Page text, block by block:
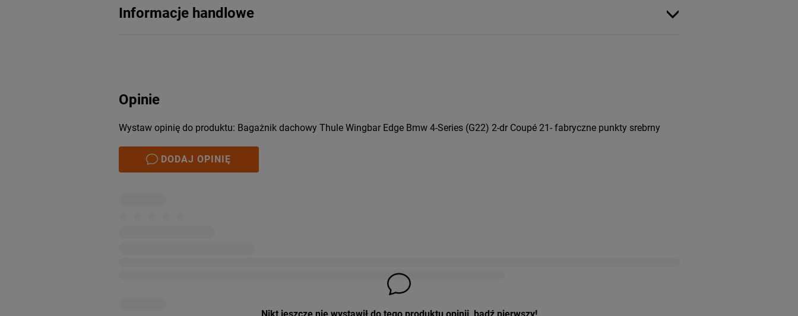
Informacje handlowe
Opinie
Wystaw opinię do produktu: Bagażnik dachowy Thule Wingbar Edge Bmw 4-Series (G22) 2-dr Coupé 21- fabryczne punkty srebrny
DODAJ OPINIĘ